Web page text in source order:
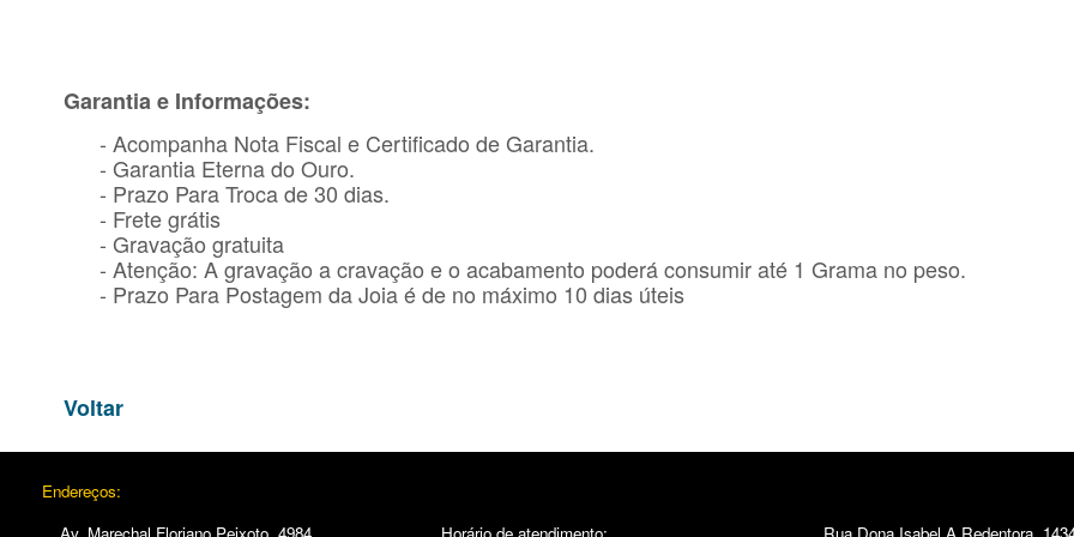
Garantia e Informações:
- Acompanha Nota Fiscal e Certificado de Garantia.
- Garantia Eterna do Ouro.
- Prazo Para Troca de 30 dias.
- Frete grátis
- Gravação gratuita
- Atenção: A gravação a cravação e o acabamento poderá consumir até 1 Grama no peso.
- Prazo Para Postagem da Joia é de no máximo 10 dias úteis
Voltar
Endereços: